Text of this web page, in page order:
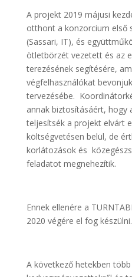
A projekt 2019 májusi
otthont a konzorcium első
(Sassari, IT), és
ötletbörzét vezetett és az
terezésének segítésére,
végfelhasználókat
tervezésébe.
annak biztosításáért, hogy
teljesítsék a projekt elvárt
költségvetésen belül, de
korlátozások és
feladatot megnehezítik.
Ennek ellenére a
2020 végére el fog
A következő hetekben